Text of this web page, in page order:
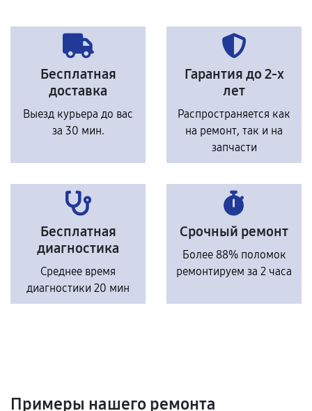
Бесплатная
доставка
Выезд курьера до вас
за 30 мин.
Гарантия до 2-х
лет
Распространяется как
на ремонт, так и на
запчасти
Бесплатная
диагностика
Среднее время
диагностики 20 мин
Срочный ремонт
Более 88% поломок
ремонтируем за 2 часа
Примеры нашего ремонта